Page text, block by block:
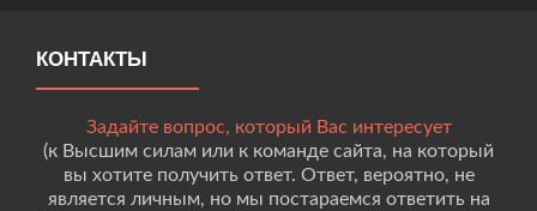
КОНТАКТЫ
Задайте вопрос, который Вас интересует
(к Высшим силам или к команде сайта, на который
вы хотите получить ответ. Ответ, вероятно, не
является личным, но мы постараемся ответить на